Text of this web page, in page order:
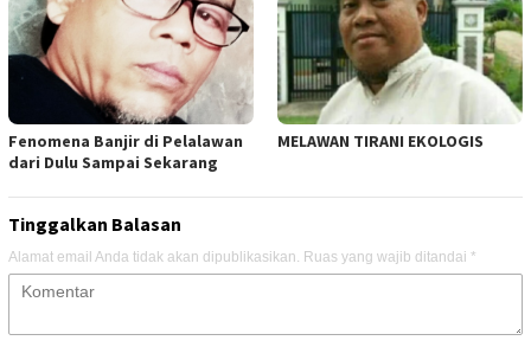
Fenomena Banjir di Pelalawan
dari Dulu Sampai Sekarang
MELAWAN TIRANI EKOLOGIS
Tinggalkan Balasan
Alamat email Anda tidak akan dipublikasikan. Ruas yang wajib ditandai *